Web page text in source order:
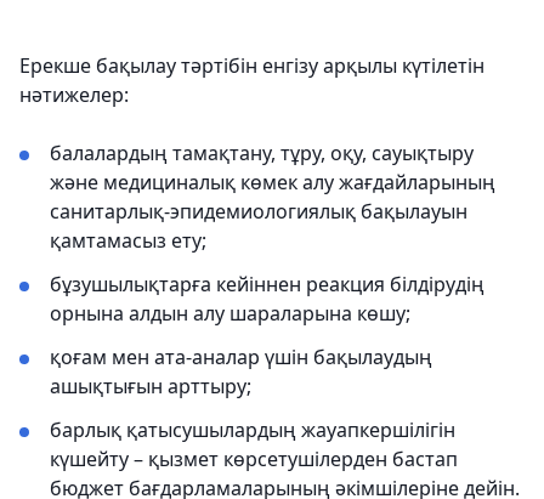
Ерекше бақылау тәртібін енгізу арқылы күтілетін
нәтижелер:
балалардың тамақтану, тұру, оқу, сауықтыру
және медициналық көмек алу жағдайларының
санитарлық-эпидемиологиялық бақылауын
қамтамасыз ету;
бұзушылықтарға кейіннен реакция білдірудің
орнына алдын алу шараларына көшу;
қоғам мен ата-аналар үшін бақылаудың
ашықтығын арттыру;
барлық қатысушылардың жауапкершілігін
күшейту – қызмет көрсетушілерден бастап
бюджет бағдарламаларының әкімшілеріне дейін.